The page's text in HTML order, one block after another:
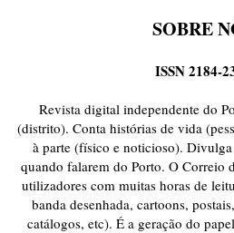
SOBRE
ISSN 2184-
Revista digital independente do
(distrito). Conta histórias de vida
à parte (físico e noticioso).
quando falarem do Porto. O Correio
utilizadores com muitas horas de
banda desenhada, cartoons,
catálogos, etc). É a geração do